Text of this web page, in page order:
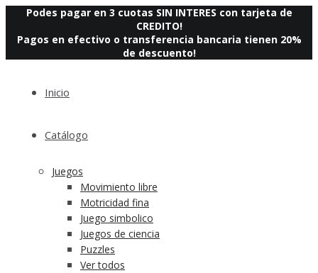
Podes pagar en 3 cuotas SIN INTERES con tarjeta de
CREDITO!
Pagos en efectivo o transferencia bancaria tienen 20%
de descuento!
Inicio
Catálogo
Juegos
Movimiento libre
Motricidad fina
Juego simbolico
Juegos de ciencia
Puzzles
Ver todos